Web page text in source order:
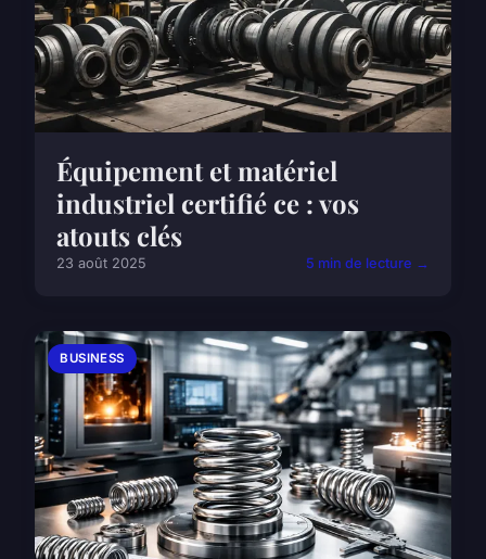
Équipement et matériel
industriel certifié ce : vos
atouts clés
23 août 2025 5 min de lecture →
BUSINESS